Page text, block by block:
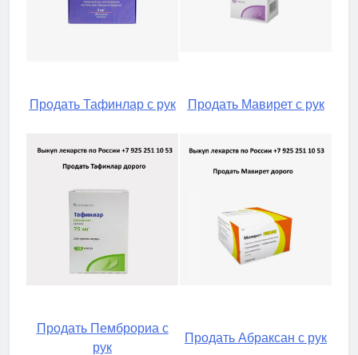
Продать Тафинлар с рук Продать Мавирет с рук
Продать Пемброриа с
рук
Продать Абраксан с рук